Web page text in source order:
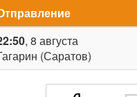
, 8 августа
(Саратов)